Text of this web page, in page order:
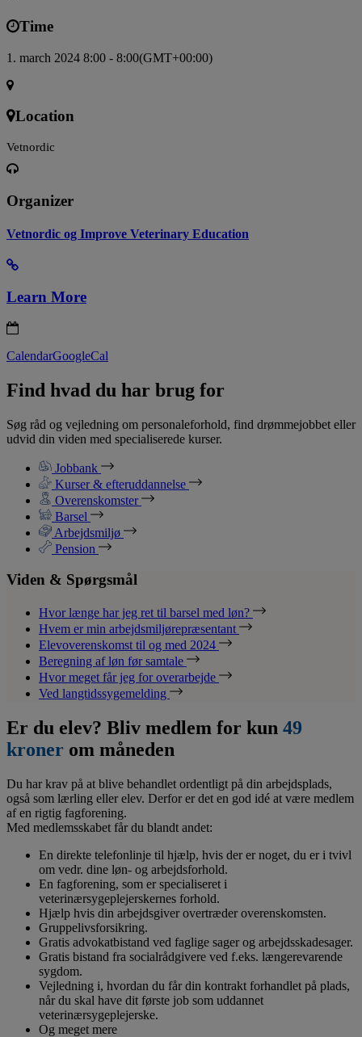
Time
1. march 2024 8:00 - 8:00(GMT+00:00)
Location
Vetnordic
Organizer
Vetnordic og Improve Veterinary Education
Learn More
CalendarGoogleCal
Find hvad du har brug for
Søg råd og vejledning om personaleforhold, find drømmejobbet eller
udvid din viden med specialiserede kurser.
Jobbank
Kurser & efteruddannelse
Overenskomster
Barsel
Arbejdsmiljø
Pension
Viden & Spørgsmål
Hvor længe har jeg ret til barsel med løn?
Hvem er min arbejdsmiljørepræsentant
Elevoverenskomst til og med 2024
Beregning af løn før samtale
Hvor meget får jeg for overarbejde
Ved langtidssygemelding
Er du elev? Bliv medlem for kun 49
kroner om måneden
Du har krav på at blive behandlet ordentligt på din arbejdsplads,
også som lærling eller elev. Derfor er det en god idé at være medlem
af en rigtig fagforening.
Med medlemsskabet får du blandt andet:
En direkte telefonlinje til hjælp, hvis der er noget, du er i tvivl
om vedr. dine løn- og arbejdsforhold.
En fagforening, som er specialiseret i
veterinærsygeplejerskernes forhold.
Hjælp hvis din arbejdsgiver overtræder overenskomsten.
Gruppelivsforsikring.
Gratis advokatbistand ved faglige sager og arbejdsskadesager.
Gratis bistand fra socialrådgivere ved f.eks. længerevarende
sygdom.
Vejledning i, hvordan du får din kontrakt forhandlet på plads,
når du skal have dit første job som uddannet
veterinærsygeplejerske.
Og meget mere